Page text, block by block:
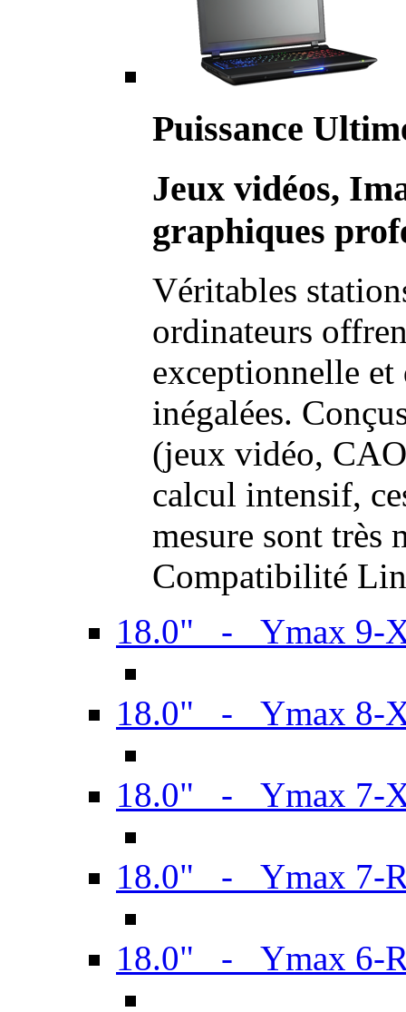
Puissance
Jeux vidéos,
graphiques
Véritables
ordinateurs
exceptionnelle et
inégalées.
(jeux vidéo,
calcul intensif,
mesure sont très
Compatibilité
18.0" - Ymax 9-
18.0" - Ymax 8-
18.0" - Ymax 7-
18.0" - Ymax 7-
18.0" - Ymax 6-